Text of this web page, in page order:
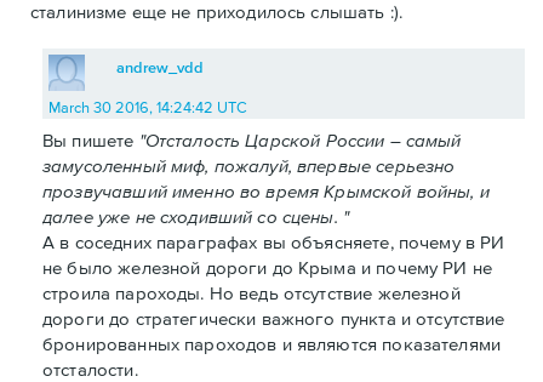
сталинизме еще не приходилось слышать :).
andrew_vdd
March 30 2016, 14:24:42 UTC
Вы пишете "Отсталость Царской России – самый
замусоленный миф, пожалуй, впервые серьезно
прозвучавший именно во время Крымской войны, и
далее уже не сходивший со сцены. "
А в соседних параграфах вы объясняете, почему в РИ
не было железной дороги до Крыма и почему РИ не
строила пароходы. Но ведь отсутствие железной
дороги до стратегически важного пункта и отсутствие
бронированных пароходов и являются показателями
отсталости.